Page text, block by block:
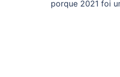
porque 2021 foi